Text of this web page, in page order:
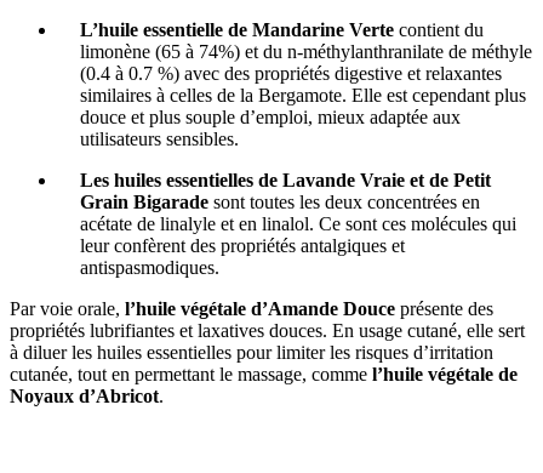
L’huile essentielle de Mandarine Verte contient du
limonène (65 à 74%) et du n-méthylanthranilate de méthyle
(0.4 à 0.7 %) avec des propriétés digestive et relaxantes
similaires à celles de la Bergamote. Elle est cependant plus
douce et plus souple d’emploi, mieux adaptée aux
utilisateurs sensibles.
Les huiles essentielles de Lavande Vraie et de Petit
Grain Bigarade sont toutes les deux concentrées en
acétate de linalyle et en linalol. Ce sont ces molécules qui
leur confèrent des propriétés antalgiques et
antispasmodiques.
Par voie orale, l’huile végétale d’Amande Douce présente des
propriétés lubrifiantes et laxatives douces. En usage cutané, elle sert
à diluer les huiles essentielles pour limiter les risques d’irritation
cutanée, tout en permettant le massage, comme l’huile végétale de
Noyaux d’Abricot.